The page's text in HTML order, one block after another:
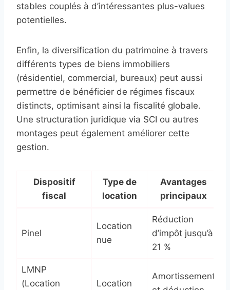
stables couplés à d’intéressantes plus-values
potentielles.
Enfin, la diversification du patrimoine à travers
différents types de biens immobiliers
(résidentiel, commercial, bureaux) peut aussi
permettre de bénéficier de régimes fiscaux
distincts, optimisant ainsi la fiscalité globale.
Une structuration juridique via SCI ou autres
montages peut également améliorer cette
gestion.
Dispositif
fiscal
Type de
location
Avantages
principaux
Pinel
Location
nue
Réduction
d’impôt jusqu’à
21 %
LMNP
(Location
Location
Amortissement